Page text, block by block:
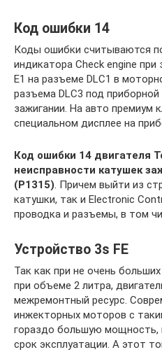
Код ошибки 14
Коды ошибки считываются
индикатора Check engine
E1 на разъеме DLC1 в
разъема DLC3 под
зажигании. На авто премиум
специальном дисплее на
Код ошибки 14 двигателя
неисправности катушек
(P1315). Причем выйти из
катушки, так и Electronic
проводка и разъемы, в том
Устройство 3s FE
Так как при не очень
при объеме 2 литра,
межремонтный ресурс.
инжекторных моторов с
гораздо большую мощность,
срок эксплуатации. А этот